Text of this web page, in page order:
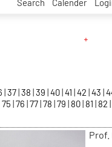
37 38 39 40 41 42 43
75 76 77 78 79 80 81 82
Prof.